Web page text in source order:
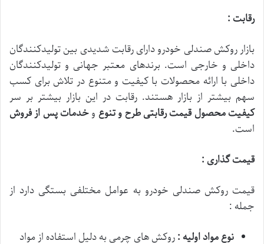
رقابت :
بازار روکش صندلی خودرو دارای رقابت شدیدی بین تولیدکنندگان
داخلی و خارجی است. برندهای معتبر جهانی و تولیدکنندگان
داخلی با ارائه محصولات با کیفیت و متنوع در تلاش برای کسب
سهم بیشتر از بازار هستند. رقابت در این بازار بیشتر بر سر
کیفیت محصول قیمت رقابتی طرح و تنوع وخدمات پس از فروش
است.
قیمت گذاری :
قیمت روکش صندلی خودرو به عوامل مختلفی بستگی دارد از
جمله :
نوع مواد اولیه :روکش های چرمی به دلیل استفاده از مواد